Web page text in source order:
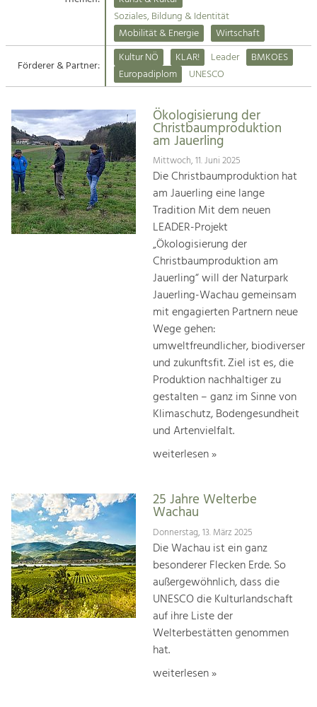
Suche
Impressum
Kontakt
Angebotsentwicklung und
Handwerk, Wissenschaft und Forschung.
Soziales, Bildung &
Identität
Gleichberechtigung, Jugend und
Integration
Mobilität & Energie
Klimawandel, öffentlicher Verkehr und
Steigerung regionaler Wertschöpfung
Soziales, Bildung & Identität
Mobilität & Energie
Wirtschaft
Förderer & Partner:
Kultur NÖ KLAR! Leader
BMKOES
Europadiplom
UNESCO
Ökologisierung der
Christbaumproduktion
am Jauerling
Mittwoch, 11. Juni 2025
Die Christbaumproduktion hat
am Jauerling eine lange
Tradition Mit dem neuen
LEADER-Projekt
„Ökologisierung der
Christbaumproduktion am
Jauerling“ will der Naturpark
Jauerling-Wachau gemeinsam
mit engagierten Partnern neue
Wege gehen:
umweltfreundlicher, biodiverser
und zukunftsfit. Ziel ist es, die
Produktion nachhaltiger zu
gestalten – ganz im Sinne von
Klimaschutz, Bodengesundheit
und Artenvielfalt.
weiterlesen »
25 Jahre Welterbe
Wachau
Donnerstag, 13. März 2025
Die Wachau ist ein ganz
besonderer Flecken Erde. So
außergewöhnlich, dass die
UNESCO die Kulturlandschaft
auf ihre Liste der
Welterbestätten genommen
hat.
weiterlesen »